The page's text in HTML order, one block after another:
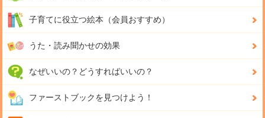
子育てに役立つ絵本（会員おすすめ）
うた・読み聞かせの効果
なぜいいの？どうすればいいの？
ファーストブックを見つけよう！